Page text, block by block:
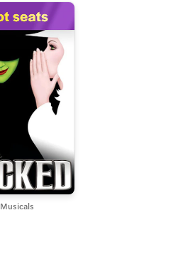
Musicals